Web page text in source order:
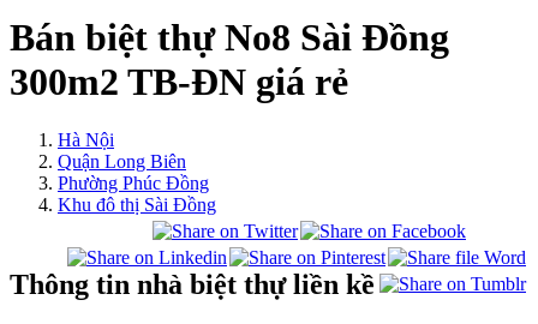
Bán biệt thự No8 Sài Đồng
300m2 TB-ĐN giá rẻ
Hà Nội
Quận Long Biên
Phường Phúc Đồng
Khu đô thị Sài Đồng
Thông tin nhà biệt thự liền kề